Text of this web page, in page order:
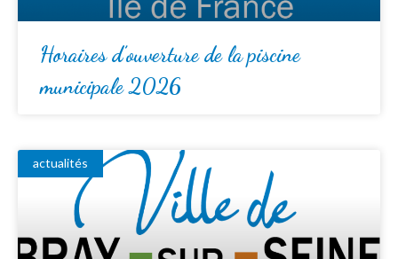
Horaires d’ouverture de la piscine
municipale 2026
actualités